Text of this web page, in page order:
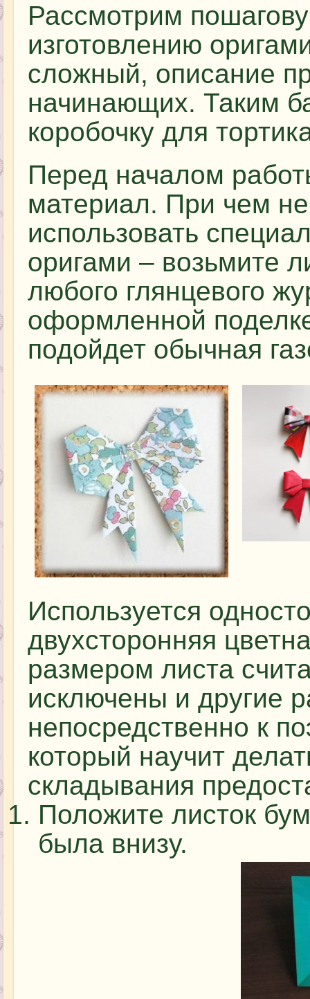
Рассмотрим
изготовлению
сложный, описание
начинающих. Таким
коробочку для
Перед началом
материал. При чем
использовать
оригами – возьмите
любого глянцевого
оформленной
подойдет обычная
Используется
двухсторонняя
размером листа
исключены и другие
непосредственно к
который научит
складывания
Положите листок
была внизу.